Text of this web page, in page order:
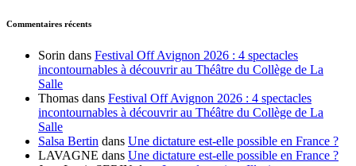
Commentaires récents
Sorin dans Festival Off Avignon 2026 : 4 spectacles
incontournables à découvrir au Théâtre du Collège de La
Salle
Thomas dans Festival Off Avignon 2026 : 4 spectacles
incontournables à découvrir au Théâtre du Collège de La
Salle
Salsa Bertin dans Une dictature est-elle possible en France ?
LAVAGNE dans Une dictature est-elle possible en France ?